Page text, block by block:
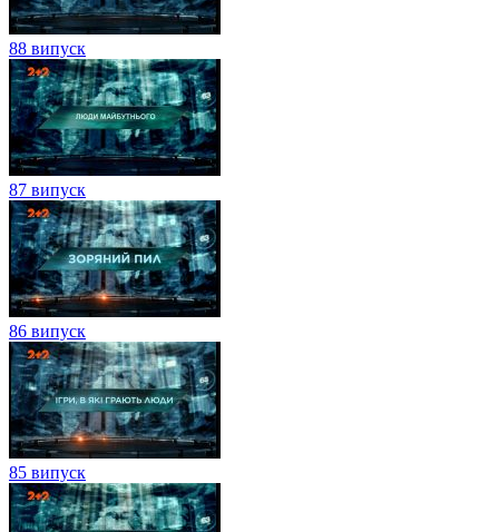
88 випуск
87 випуск
86 випуск
85 випуск